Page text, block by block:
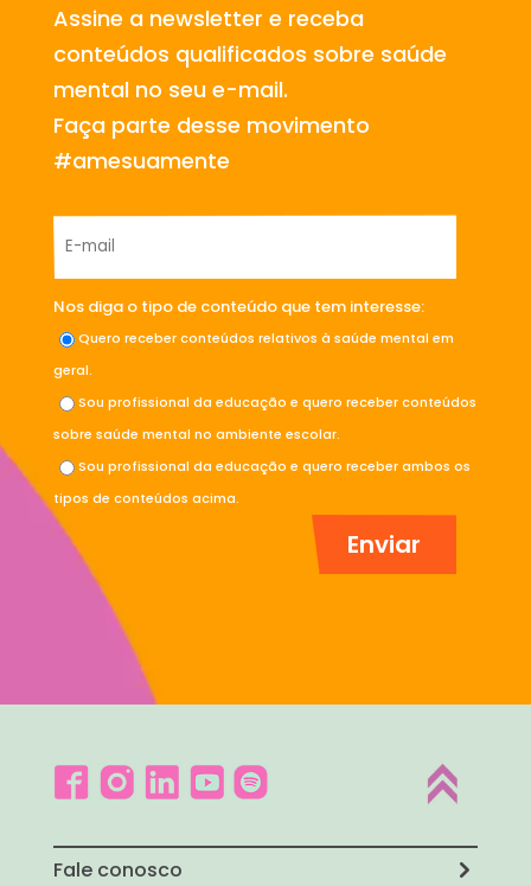
Assine a newsletter e receba
conteúdos qualificados sobre saúde
mental no seu e-mail.
Faça parte desse movimento
#amesuamente
Nos diga o tipo de conteúdo que tem interesse:
Quero receber conteúdos relativos à saúde mental em
geral.
Sou profissional da educação e quero receber conteúdos
sobre saúde mental no ambiente escolar.
Sou profissional da educação e quero receber ambos os
tipos de conteúdos acima.
Fale conosco